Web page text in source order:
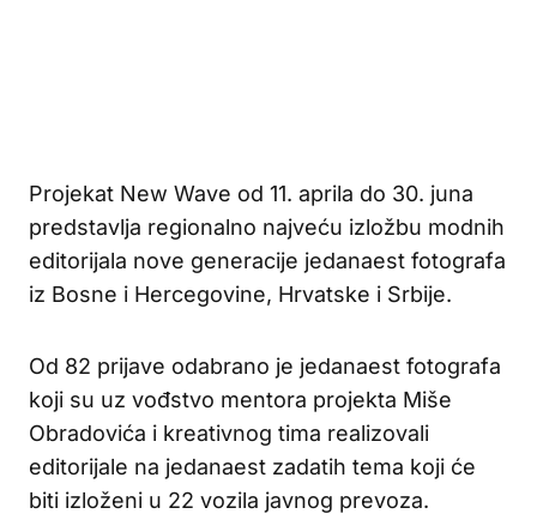
Projekat New Wave od 11. aprila do 30. juna
predstavlja regionalno najveću izložbu modnih
editorijala nove generacije jedanaest fotografa
iz Bosne i Hercegovine, Hrvatske i Srbije.
Od 82 prijave odabrano je jedanaest fotografa
koji su uz vođstvo mentora projekta Miše
Obradovića i kreativnog tima realizovali
editorijale na jedanaest zadatih tema koji će
biti izloženi u 22 vozila javnog prevoza.